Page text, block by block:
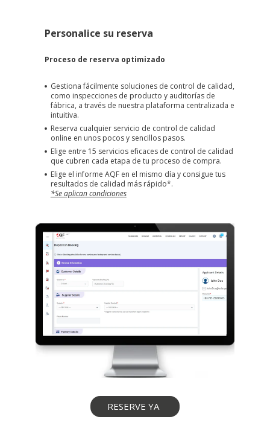
Personalice su reserva
Proceso de reserva optimizado
Gestiona fácilmente soluciones de control de calidad,
como inspecciones de producto y auditorías de
fábrica, a través de nuestra plataforma centralizada e
intuitiva.
Reserva cualquier servicio de control de calidad
online en unos pocos y sencillos pasos.
Elige entre 15 servicios eficaces de control de calidad
que cubren cada etapa de tu proceso de compra.
Elige el informe AQF en el mismo día y consigue tus
resultados de calidad más rápido*.
*Se aplican condiciones
RESERVE YA